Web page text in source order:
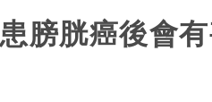
患膀胱癌後會